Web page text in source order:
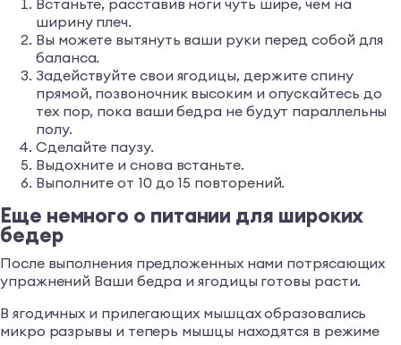
Встаньте, расставив ноги чуть шире, чем на
ширину плеч.
Вы можете вытянуть ваши руки перед собой для
баланса.
Задействуйте свои ягодицы, держите спину
прямой, позвоночник высоким и опускайтесь до
тех пор, пока ваши бедра не будут параллельны
полу.
Сделайте паузу.
Выдохните и снова встаньте.
Выполните от 10 до 15 повторений.
Еще немного о питании для широких
бедер
После выполнения предложенных нами потрясающих
упражнений Ваши бедра и ягодицы готовы расти.
В ягодичных и прилегающих мышцах образовались
микро разрывы и теперь мышцы находятся в режиме